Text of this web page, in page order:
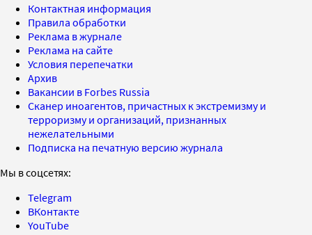
Контактная информация
Правила обработки
Реклама в журнале
Реклама на сайте
Условия перепечатки
Архив
Вакансии в Forbes Russia
Сканер иноагентов, причастных к экстремизму и
терроризму и организаций, признанных
нежелательными
Подписка на печатную версию журнала
Мы в соцсетях:
Telegram
ВКонтакте
YouTube